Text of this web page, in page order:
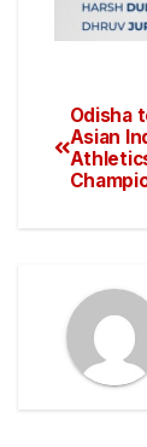
Odisha
Asian